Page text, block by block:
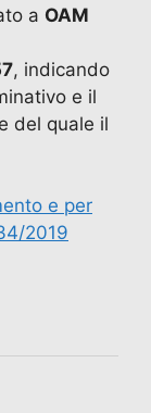
a OAM
, indicando
e il
del quale il
e per
2019